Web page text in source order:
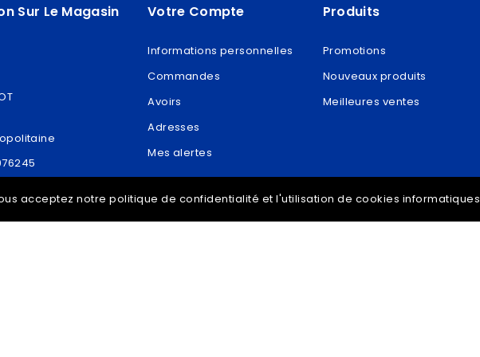
Sur Le Magasin Votre Compte
Informations personnelles
Commandes
Avoirs
Adresses
Mes alertes
Produits
Promotions
Nouveaux produits
Meilleures ventes
acceptez notre politique de confidentialité et l'utilisation de cookies informatiques